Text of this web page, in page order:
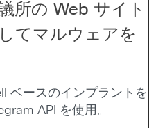
所の Web サイト
てマルウェアを
ベースのインプラントを
API を使用。